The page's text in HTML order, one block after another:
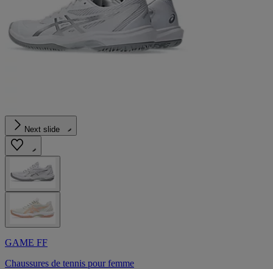
Next slide
GAME FF
Chaussures de tennis pour femme